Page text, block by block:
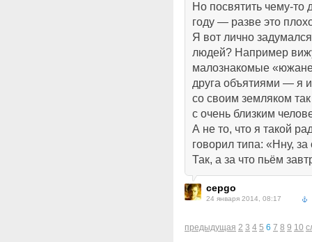
Но посвятить чему-то
году — разве это
Я вот лично
людей? Например
малознакомые
друга объятиями — я
со своим земляком
с очень близким
А не то, что я такой
говорил типа: «Нну,
Так, а за что пьём
cepgo
24 января 2014, 08:17
предыдущая 2 3 4 5 6 7 8 9 10